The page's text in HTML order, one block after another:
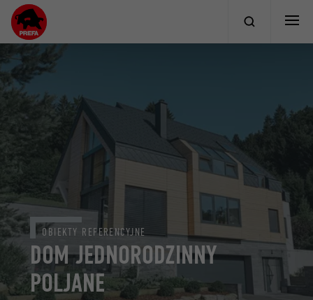
DOM JEDNORODZINNY
POLJANE
OBIEKTY REFERENCYJNE